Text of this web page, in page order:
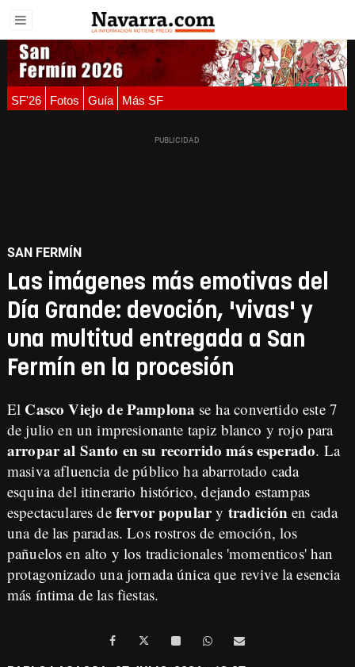
SF'26 Fotos Guía Más SF
SAN FERMÍN
Las imágenes más emotivas del
Día Grande: devoción, 'vivas' y
una multitud entregada a San
Fermín en la procesión
El Casco Viejo de Pamplona se ha convertido este 7
de julio en un impresionante tapiz blanco y rojo para
arropar al Santo en su recorrido más esperado. La
masiva afluencia de público ha abarrotado cada
esquina del itinerario histórico, dejando estampas
espectaculares de fervor populary tradición en cada
una de las paradas. Los rostros de emoción, los
pañuelos en alto y los tradicionales 'momenticos' han
protagonizado una jornada única que revive la esencia
más íntima de las fiestas.